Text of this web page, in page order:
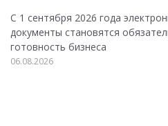
С 1 сентября 2026 года
документы становятся
готовность бизнеса
06.08.2026